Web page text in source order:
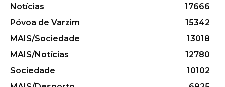
Notícias
17666
Póvoa de Varzim
15342
MAIS/Sociedade
13018
MAIS/Notícias
12780
Sociedade
10102